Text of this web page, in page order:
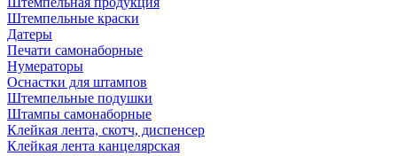
Штемпельные краски
Датеры
Печати самонаборные
Нумераторы
Оснастки для штампов
Штемпельные подушки
Штампы самонаборные
Клейкая лента, скотч, диспенсер
Клейкая лента канцелярская